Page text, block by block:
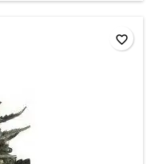
favorite_border